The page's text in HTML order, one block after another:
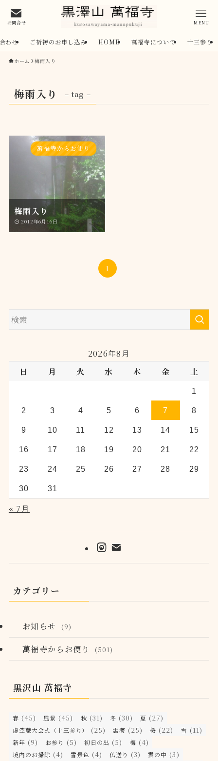
お問合せ MENU
わせ ご祈祷のお申し込み HOME 萬福寺について 十三参り
ホーム 梅雨入り
梅雨入り – tag –
萬福寺からお便り
梅雨入り
2012年6月16日
1
2026年8月
日
月 火 水 木 金 土
1
2 3 4 5 6 7 8
9 10 11 12 13 14 15
16 17 18 19 20 21 22
23 24 25 26 27 28 29
30 31
« 7月
カテゴリー
お知らせ (9)
萬福寺からお便り (501)
黒沢山 萬福寺
春 (45) 風景 (45) 秋 (31) 冬 (30) 夏 (27)
虚空蔵大会式（十三参り） (25) 雲海 (25) 桜 (22) 雪 (11)
新年 (9) お参り (5) 初日の出 (5) 梅 (4)
境内のお掃除 (4) 雪景色 (4) 仏送り (3) 雲の中 (3)